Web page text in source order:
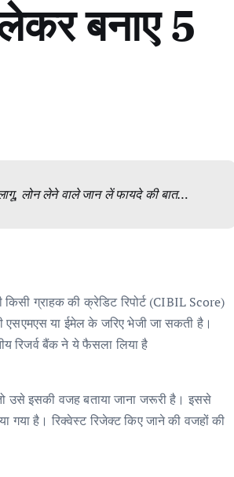
बनाए 5
लोन लेने वाले जान लें फायदे की बात…
ग्राहक की क्रेडिट रिपोर्ट (CIBIL Score)
एसएमएस या ईमेल के जरिए भेजी जा सकती है।
रिजर्व बैंक ने ये फैसला लिया है
उसे इसकी वजह बताया जाना जरूरी है। इससे
है। रिक्वेस्ट रिजेक्ट किए जाने की वजहों की